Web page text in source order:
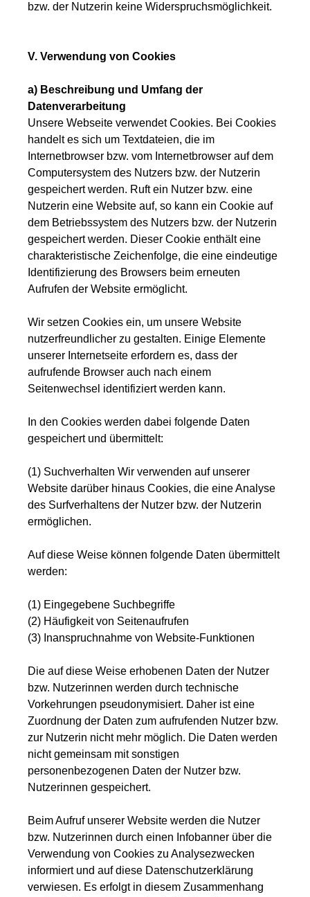
bzw. der Nutzerin keine Widerspruchsmöglichkeit.
V. Verwendung von Cookies
a) Beschreibung und Umfang der
Datenverarbeitung
Unsere Webseite verwendet Cookies. Bei Cookies
handelt es sich um Textdateien, die im
Internetbrowser bzw. vom Internetbrowser auf dem
Computersystem des Nutzers bzw. der Nutzerin
gespeichert werden. Ruft ein Nutzer bzw. eine
Nutzerin eine Website auf, so kann ein Cookie auf
dem Betriebssystem des Nutzers bzw. der Nutzerin
gespeichert werden. Dieser Cookie enthält eine
charakteristische Zeichenfolge, die eine eindeutige
Identifizierung des Browsers beim erneuten
Aufrufen der Website ermöglicht.
Wir setzen Cookies ein, um unsere Website
nutzerfreundlicher zu gestalten. Einige Elemente
unserer Internetseite erfordern es, dass der
aufrufende Browser auch nach einem
Seitenwechsel identifiziert werden kann.
In den Cookies werden dabei folgende Daten
gespeichert und übermittelt:
(1) Suchverhalten Wir verwenden auf unserer
Website darüber hinaus Cookies, die eine Analyse
des Surfverhaltens der Nutzer bzw. der Nutzerin
ermöglichen.
Auf diese Weise können folgende Daten übermittelt
werden:
(1) Eingegebene Suchbegriffe
(2) Häufigkeit von Seitenaufrufen
(3) Inanspruchnahme von Website-Funktionen
Die auf diese Weise erhobenen Daten der Nutzer
bzw. Nutzerinnen werden durch technische
Vorkehrungen pseudonymisiert. Daher ist eine
Zuordnung der Daten zum aufrufenden Nutzer bzw.
zur Nutzerin nicht mehr möglich. Die Daten werden
nicht gemeinsam mit sonstigen
personenbezogenen Daten der Nutzer bzw.
Nutzerinnen gespeichert.
Beim Aufruf unserer Website werden die Nutzer
bzw. Nutzerinnen durch einen Infobanner über die
Verwendung von Cookies zu Analysezwecken
informiert und auf diese Datenschutzerklärung
verwiesen. Es erfolgt in diesem Zusammenhang